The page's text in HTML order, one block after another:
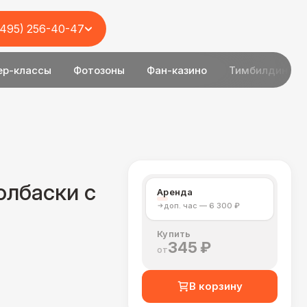
классы Фотозоны Фан-казино Тимбилдинг
256-40-47
с Аренда
доп. час — 6 300 ₽
Купить
от345 ₽
В корзину